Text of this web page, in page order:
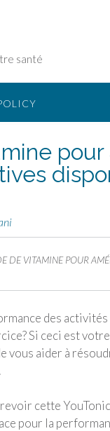
santé
DE VITAMINE POUR
des activités
Si ceci est
vous aider à
.
cette
pour la